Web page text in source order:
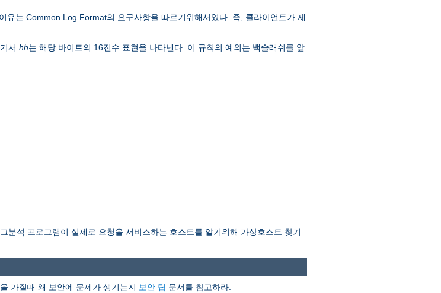
유는 Common Log Format의 요구사항을 따르기위해서였다. 즉, 클라이언트가 제
서 hh는 해당 바이트의 16진수 표현을 나타낸다. 이 규칙의 예외는 백슬래쉬를 앞
분석 프로그램이 실제로 요청을 서비스하는 호스트를 알기위해 가상호스트 찾기
가질때 왜 보안에 문제가 생기는지 보안 팁 문서를 참고하라.